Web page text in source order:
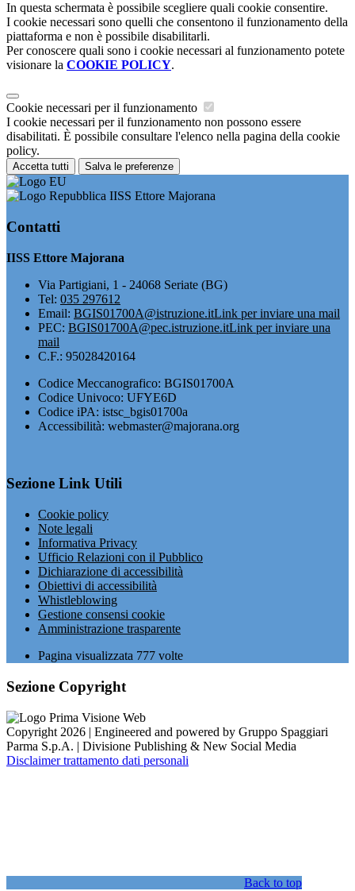
In questa schermata è possibile scegliere quali cookie consentire.
I cookie necessari sono quelli che consentono il funzionamento della
piattaforma e non è possibile disabilitarli.
Per conoscere quali sono i cookie necessari al funzionamento potete
visionare la COOKIE POLICY.
Cookie necessari per il funzionamento
I cookie necessari per il funzionamento non possono essere
disabilitati. È possibile consultare l'elenco nella pagina della cookie
policy.
Accetta tutti Salva le preferenze
IISS Ettore Majorana
Contatti
IISS Ettore Majorana
Via Partigiani, 1 - 24068 Seriate (BG)
Tel: 035 297612
Email: BGIS01700A@istruzione.itLink per inviare una mail
PEC: BGIS01700A@pec.istruzione.itLink per inviare una
mail
C.F.: 95028420164
Codice Meccanografico: BGIS01700A
Codice Univoco: UFYE6D
Codice iPA: istsc_bgis01700a
Accessibilità: webmaster@majorana.org
Sezione Link Utili
Cookie policy
Note legali
Informativa Privacy
Ufficio Relazioni con il Pubblico
Dichiarazione di accessibilità
Obiettivi di accessibilità
Whistleblowing
Gestione consensi cookie
Amministrazione trasparente
Pagina visualizzata 777 volte
Sezione Copyright
Copyright 2026 | Engineered and powered by Gruppo Spaggiari
Parma S.p.A. | Divisione Publishing & New Social Media
Disclaimer trattamento dati personali
Back to top